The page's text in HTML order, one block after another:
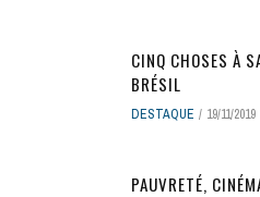
CINQ CHOSES À
BRÉSIL
DESTAQUE 19/11/2019
PAUVRETÉ,